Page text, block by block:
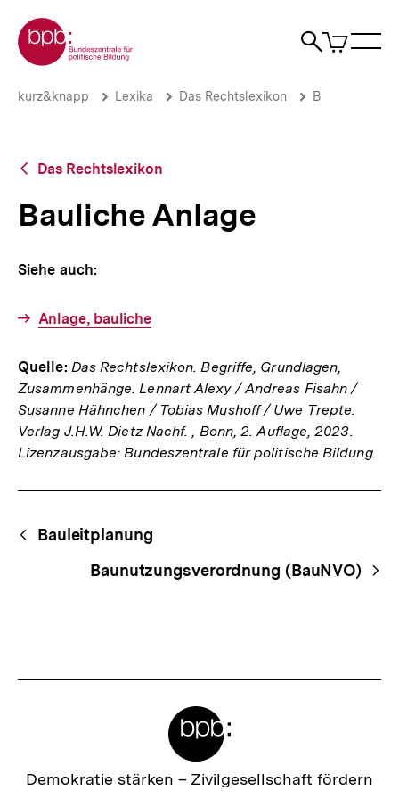
zum
Seiteninhalt
springen
Zur Startseite der bpb
Suche
Artikel
im
Bauliche
Brotkrümelnavigation
Pfadnavigation
kurz&knapp Lexika Das Rechtslexikon B
Zurück
Übersicht
Das Rechtslexikon
Bauliche Anlage
Siehe auch:
Anlage, bauliche
Quelle: Das Rechtslexikon. Begriffe, Grundlagen,
Zusammenhänge. Lennart Alexy / Andreas Fisahn /
Susanne Hähnchen / Tobias Mushoff / Uwe Trepte.
Verlag J.H.W. Dietz Nachf. , Bonn, 2. Auflage, 2023.
Lizenzausgabe: Bundeszentrale für politische Bildung.
Begriffsnavigation
Content-
Navigation
Bauleitplanung
Baunutzungsverordnung (BauNVO)
Zur
Demokratie stärken – Zivilgesellschaft fördern